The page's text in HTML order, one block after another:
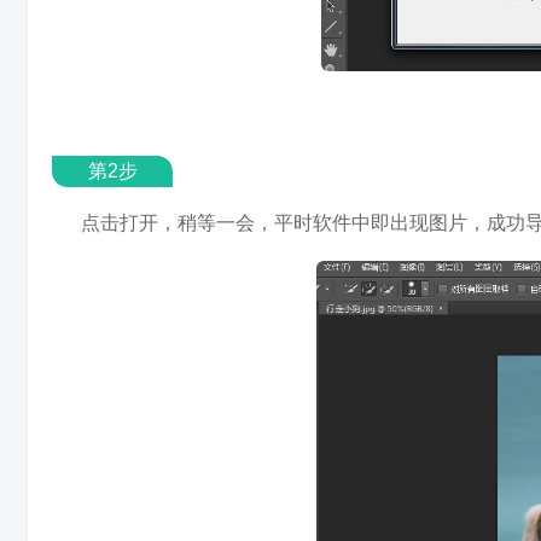
第2步
点击打开，稍等一会，平时软件中即出现图片，成功